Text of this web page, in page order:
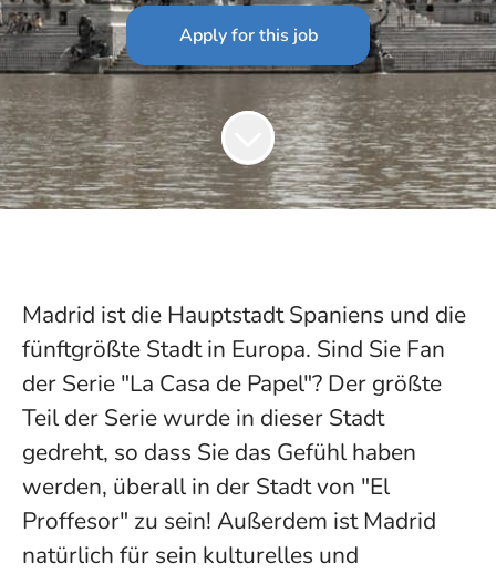
Apply for this job
Madrid ist die Hauptstadt Spaniens und die
fünftgrößte Stadt in Europa. Sind Sie Fan
der Serie "La Casa de Papel"? Der größte
Teil der Serie wurde in dieser Stadt
gedreht, so dass Sie das Gefühl haben
werden, überall in der Stadt von "El
Proffesor" zu sein! Außerdem ist Madrid
natürlich für sein kulturelles und